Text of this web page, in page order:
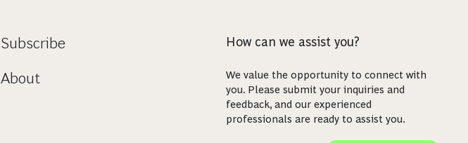
Subscribe
About
How can we assist you?
We value the opportunity to connect with
you. Please submit your inquiries and
feedback, and our experienced
professionals are ready to assist you.